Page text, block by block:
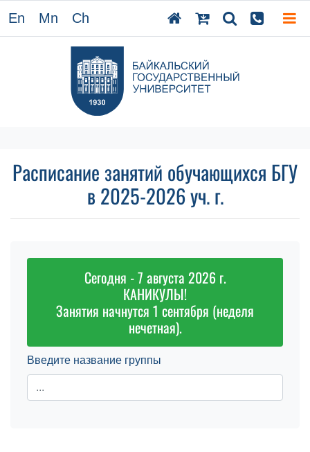
En Mn Ch
Расписание занятий обучающихся БГУ
в 2025-2026 уч. г.
Сегодня - 7 августа 2026 г.
КАНИКУЛЫ!
Занятия начнутся 1 сентября (неделя
нечетная).
Введите название группы